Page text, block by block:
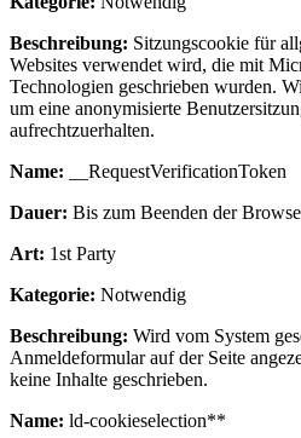
Beschreibung: Sitzungscookie für
Websites verwendet wird, die mit
Technologien geschrieben wurden.
um eine anonymisierte
aufrechtzuerhalten.
Name: __RequestVerificationToken
Dauer: Bis zum Beenden der
Art: 1st Party
Kategorie: Notwendig
Beschreibung: Wird vom System
Anmeldeformular auf der Seite
keine Inhalte geschrieben.
Name: ld-cookieselection**